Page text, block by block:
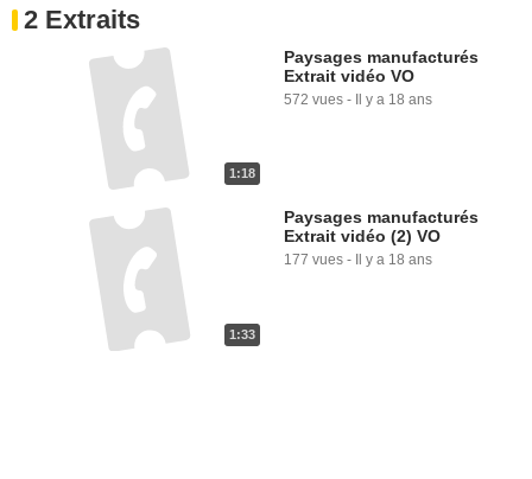
2 Extraits
1:18
Paysages manufacturés
Extrait vidéo VO
572 vues - Il y a 18 ans
1:33
Paysages manufacturés
Extrait vidéo (2) VO
177 vues - Il y a 18 ans